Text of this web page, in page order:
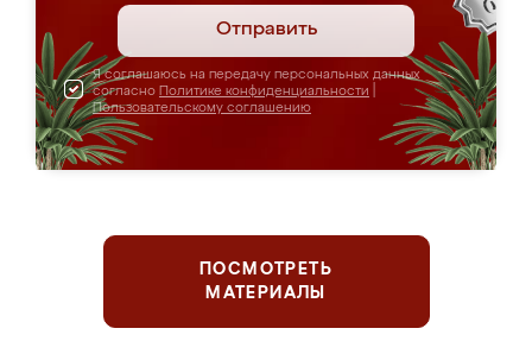
Отправить
Я соглашаюсь на передачу персональных данных
согласно Политике конфиденциальности
Пользовательскому соглашению
ПОСМОТРЕТЬ
МАТЕРИАЛЫ